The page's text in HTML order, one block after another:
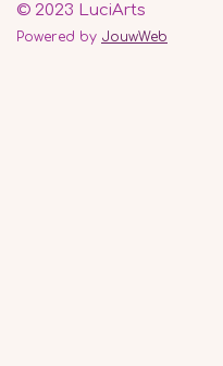
© 2023 LuciArts
Powered by JouwWeb